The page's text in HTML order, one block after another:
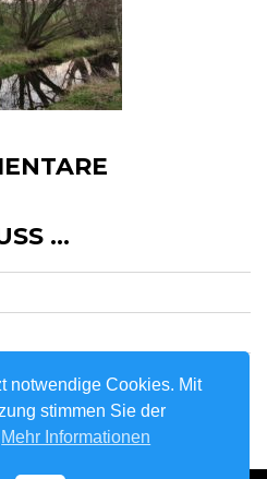
…
notwendige Cookies. Mit
stimmen Sie der
Mehr Informationen